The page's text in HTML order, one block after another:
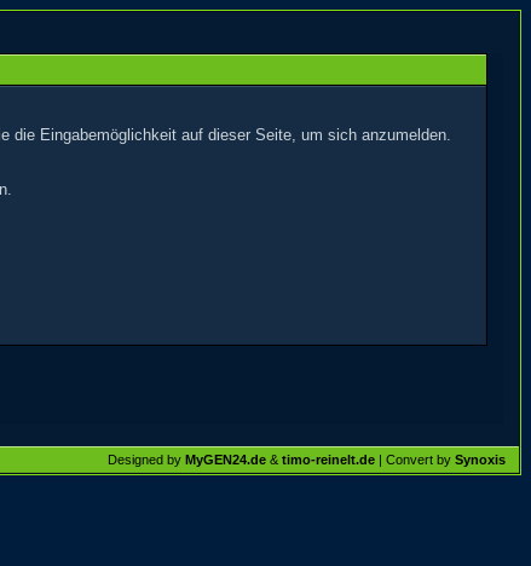
die Eingabemöglichkeit auf dieser Seite, um sich anzumelden.
Designed by MyGEN24.de & timo-reinelt.de | Convert by Synoxis